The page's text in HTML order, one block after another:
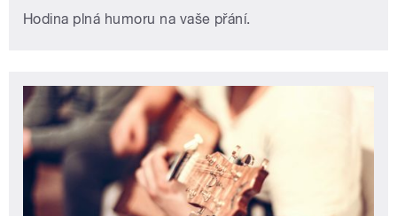
Hodina plná humoru na vaše přání.